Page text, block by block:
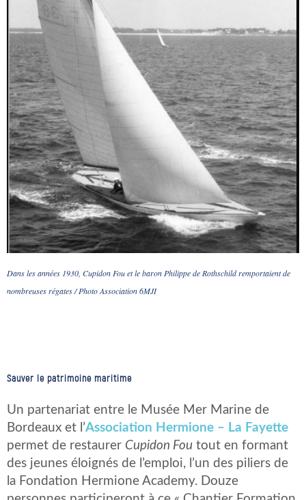
Dans les années 1930, Cupidon Fou et le baron Philippe de Rothschild remportaient de
nombreuses régates / Photo Association 6MJI
Sauver le patrimoine maritime
Un partenariat entre le Musée Mer Marine de
Bordeaux et l’Association Hermione – La Fayette
permet de restaurer Cupidon Fou tout en formant
des jeunes éloignés de l’emploi, l’un des piliers de
la Fondation Hermione Academy. Douze